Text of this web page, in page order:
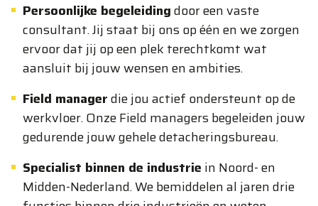
Persoonlijke begeleidingdoor een vaste
consultant. Jij staat bij ons op één en we zorgen
ervoor dat jij op een plek terechtkomt wat
aansluit bij jouw wensen en ambities.
Field managerdie jou actief ondersteunt op de
werkvloer. Onze Field managers begeleiden jouw
gedurende jouw gehele detacheringsbureau.
Specialist binnen de industrie in Noord- en
Midden-Nederland. We bemiddelen al jaren drie